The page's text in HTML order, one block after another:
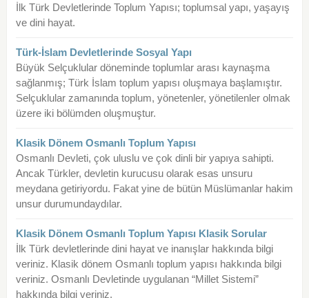
İlk Türk Devletlerinde Toplum Yapısı; toplumsal yapı, yaşayış
ve dini hayat.
Türk-İslam Devletlerinde Sosyal Yapı
Büyük Selçuklular döneminde toplumlar arası kaynaşma
sağlanmış; Türk İslam toplum yapısı oluşmaya başlamıştır.
Selçuklular zamanında toplum, yönetenler, yönetilenler olmak
üzere iki bölümden oluşmuştur.
Klasik Dönem Osmanlı Toplum Yapısı
Osmanlı Devleti, çok uluslu ve çok dinli bir yapıya sahipti.
Ancak Türkler, devletin kurucusu olarak esas unsuru
meydana getiriyordu. Fakat yine de bütün Müslümanlar hakim
unsur durumundaydılar.
Klasik Dönem Osmanlı Toplum Yapısı Klasik Sorular
İlk Türk devletlerinde dini hayat ve inanışlar hakkında bilgi
veriniz. Klasik dönem Osmanlı toplum yapısı hakkında bilgi
veriniz. Osmanlı Devletinde uygulanan “Millet Sistemi”
hakkında bilgi veriniz.